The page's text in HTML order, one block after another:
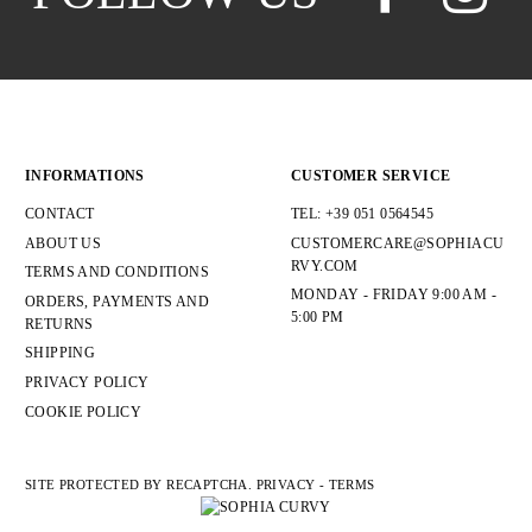
INFORMATIONS
CONTACT
ABOUT US
TERMS AND CONDITIONS
ORDERS, PAYMENTS AND
RETURNS
SHIPPING
PRIVACY POLICY
COOKIE POLICY
CUSTOMER SERVICE
TEL: +39 051 0564545
CUSTOMERCARE@SOPHIACU
RVY.COM
MONDAY - FRIDAY 9:00 AM -
5:00 PM
SITE PROTECTED BY RECAPTCHA. PRIVACY - TERMS